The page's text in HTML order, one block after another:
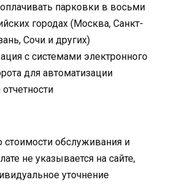
парковки в восьми
городах (Москва, Санкт-
Сочи и других)
с системами электронного
для автоматизации
обслуживания и
не указывается на сайте,
уточнение